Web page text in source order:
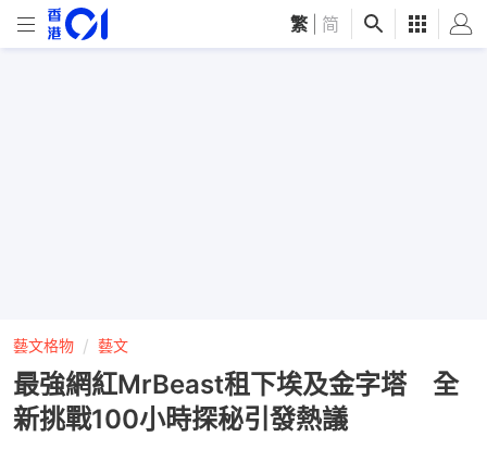
繁 简
藝文格物 藝文
最強網紅MrBeast租下埃及金字塔 全
新挑戰100小時探秘引發熱議